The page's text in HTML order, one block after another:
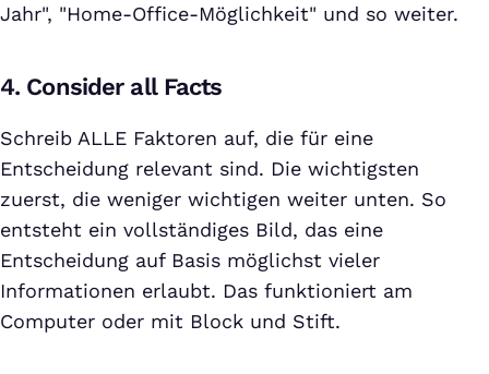
Jahr", "Home-Office-Möglichkeit" und so weiter.
4. Consider all Facts
Schreib ALLE Faktoren auf, die für eine
Entscheidung relevant sind. Die wichtigsten
zuerst, die weniger wichtigen weiter unten. So
entsteht ein vollständiges Bild, das eine
Entscheidung auf Basis möglichst vieler
Informationen erlaubt. Das funktioniert am
Computer oder mit Block und Stift.